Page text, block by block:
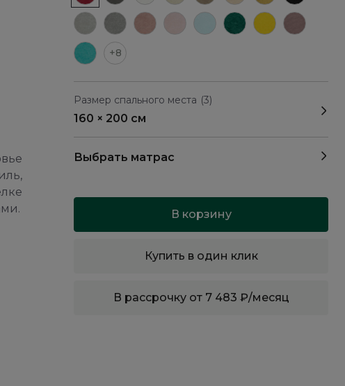
+8
Размер спального места (3)
160 × 200 см
Выбрать матрас
В корзину
Купить в один клик
В рассрочку от 7 483 ₽/месяц